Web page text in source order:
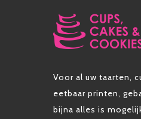
Voor al uw taarten,
eetbaar printen,
bijna alles is